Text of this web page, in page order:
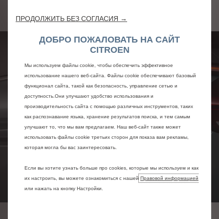
ПРОДОЛЖИТЬ БЕЗ СОГЛАСИЯ →
ДОБРО ПОЖАЛОВАТЬ НА САЙТ
CITROEN
Мы используем файлы cookie, чтобы обеспечить эффективное
использование нашего веб-сайта. Файлы cookie обеспечивают базовый
функционал сайта, такой как безопасность, управление сетью и
доступность.Они улучшают удобство использования и
производительность сайта с помощью различных инструментов, таких
как распознавание языка, хранение результатов поиска, и тем самым
улучшают то, что мы вам предлагаем. Наш веб-сайт также может
использовать файлы cookie третьих сторон для показа вам рекламы,
которая могла бы вас заинтересовать.
Если вы хотите узнать больше про cookies, которые мы используем и как
их настроить, вы можете ознакомиться с нашей Правовой информацией
или нажать на кнопку Настройки.